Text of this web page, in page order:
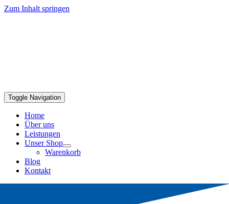
Zum Inhalt springen
Toggle Navigation
Home
Über uns
Leistungen
Unser Shop
Warenkorb
Blog
Kontakt